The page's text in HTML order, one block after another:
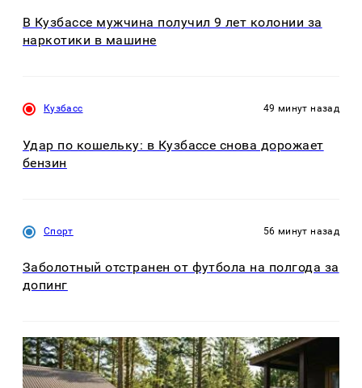
В Кузбассе мужчина получил 9 лет колонии за
наркотики в машине
Кузбасс 49 минут назад
Удар по кошельку: в Кузбассе снова дорожает
бензин
Спорт 56 минут назад
Заболотный отстранен от футбола на полгода за
допинг